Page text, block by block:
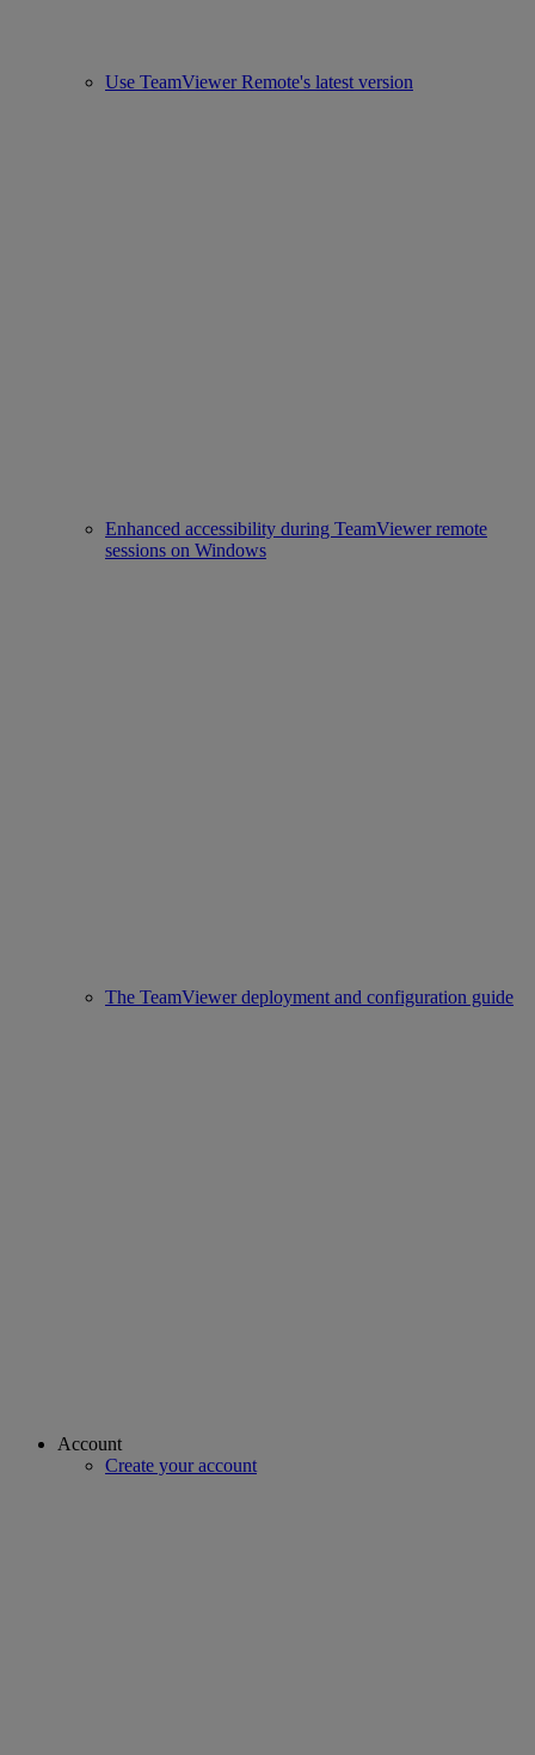
Use TeamViewer Remote's latest version
Enhanced accessibility during TeamViewer remote
sessions on Windows
The TeamViewer deployment and configuration guide
Account
Create your account